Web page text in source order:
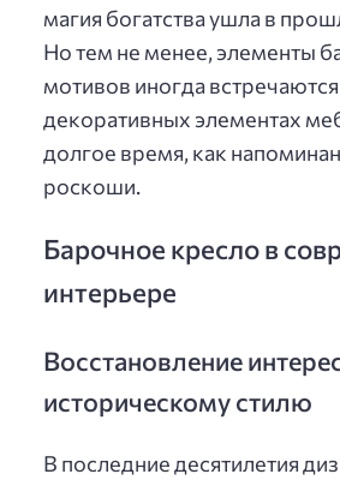
магия богатства ушла в
Но тем не менее, элементы
мотивов иногда
декоративных элементах
долгое время, как
роскоши.
Барочное кресло в
интерьере
Восстановление
историческому стилю
В последние десятилетия